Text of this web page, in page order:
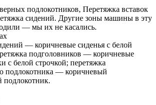
подлокотников, Перетяжка вставок
сидений. Другие зоны машины в эту
— мы их не касались.
— коричневые сиденья с белой
подголовников — коричневые
с белой строчкой; перетяжка
подлокотника — коричневый
подлокотник.